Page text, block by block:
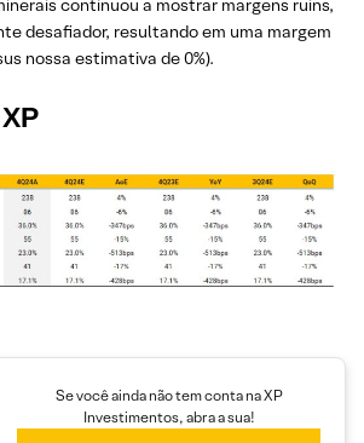
continuou a mostrar margens ruins,
desafiador, resultando em uma margem
nossa estimativa de 0%).
Se você ainda não tem conta na XP
Investimentos, abra a sua!